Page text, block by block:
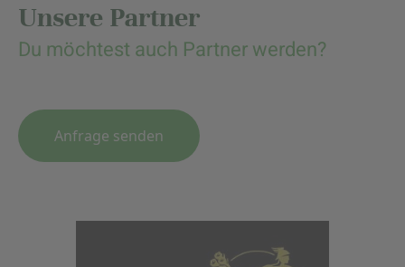
Unsere Partner
Du möchtest auch Partner werden?
Anfrage senden